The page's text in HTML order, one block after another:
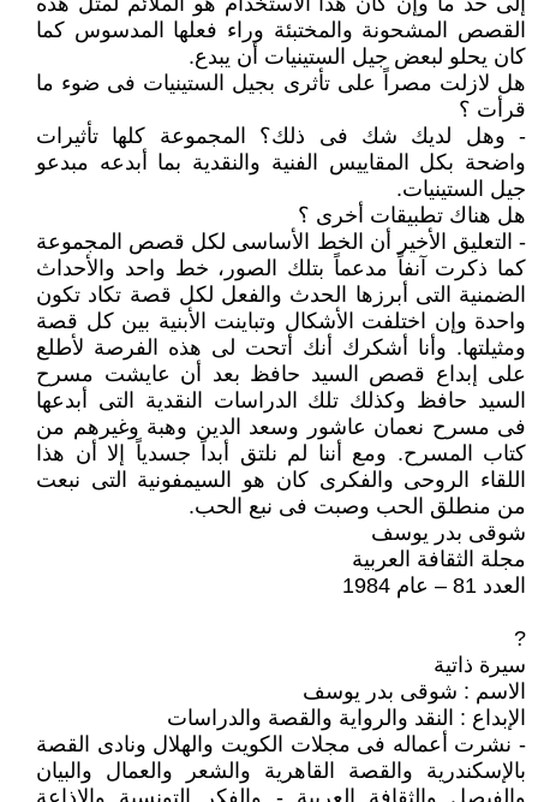
القصص المشحونة والمختبئة وراء فعلها المدسوس كما
كان يحلو لبعض جيل الستينيات أن يبدع.
هل لازلت مصراً على تأثرى بجيل الستينيات فى ضوء ما
قرأت ؟
- وهل لديك شك فى ذلك؟ المجموعة كلها تأثيرات
واضحة بكل المقاييس الفنية والنقدية بما أبدعه مبدعو
جيل الستينيات.
هل هناك تطبيقات أخرى ؟
- التعليق الأخير أن الخط الأساسى لكل قصص المجموعة
كما ذكرت آنفاً مدعماً بتلك الصور، خط واحد والأحداث
الضمنية التى أبرزها الحدث والفعل لكل قصة تكاد تكون
واحدة وإن اختلفت الأشكال وتباينت الأبنية بين كل قصة
ومثيلتها. وأنا أشكرك أنك أتحت لى هذه الفرصة لأطلع
على إبداع قصص السيد حافظ بعد أن عايشت مسرح
السيد حافظ وكذلك تلك الدراسات النقدية التى أبدعها
فى مسرح نعمان عاشور وسعد الدين وهبة وغيرهم من
كتاب المسرح. ومع أننا لم نلتق أبداً جسدياً إلا أن هذا
اللقاء الروحى والفكرى كان هو السيمفونية التى نبعت
من منطلق الحب وصبت فى نبع الحب.
شوقى بدر يوسف
مجلة الثقافة العربية
العدد 81 – عام 1984
?
سيرة ذاتية
الاسم : شوقى بدر يوسف
الإبداع : النقد والرواية والقصة والدراسات
- نشرت أعماله فى مجلات الكويت والهلال ونادى القصة
بالإسكندرية والقصة القاهرية والشعر والعمال والبيان